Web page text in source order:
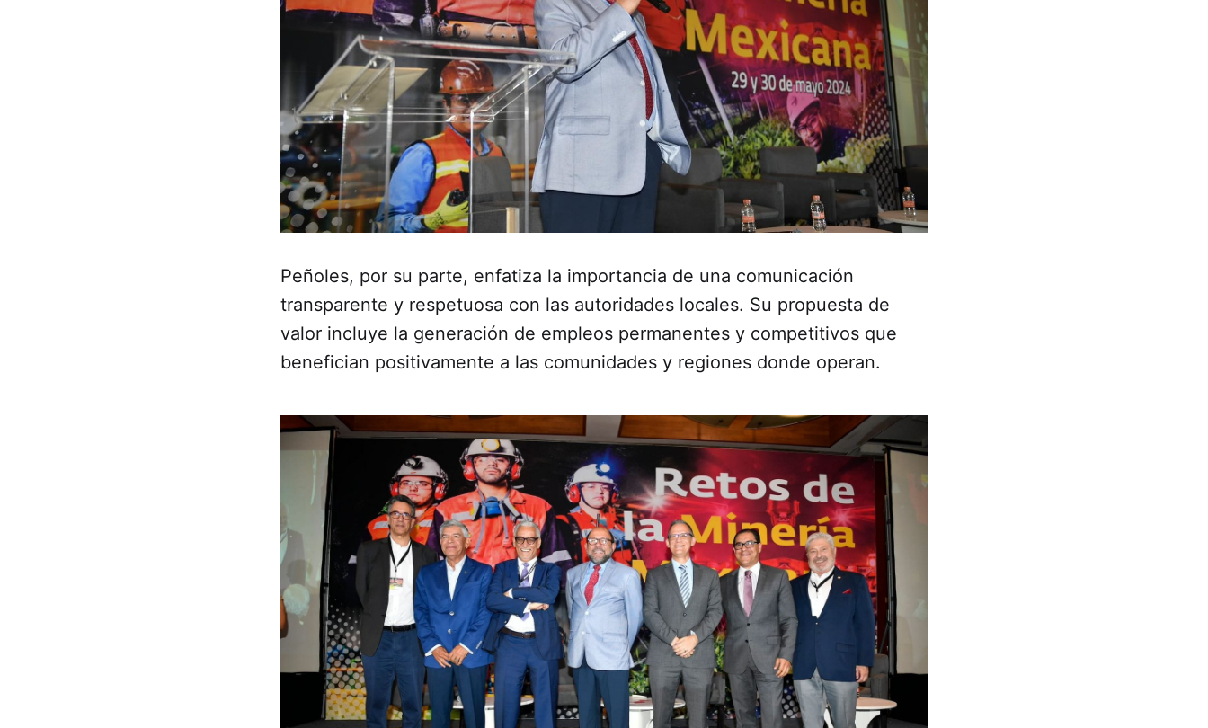
Peñoles, por su parte, enfatiza la importancia de una comunicación
transparente y respetuosa con las autoridades locales. Su propuesta de
valor incluye la generación de empleos permanentes y competitivos que
benefician positivamente a las comunidades y regiones donde operan.